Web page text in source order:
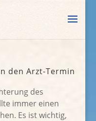
den Arzt-Termin
des
immer einen
Es ist wichtig,